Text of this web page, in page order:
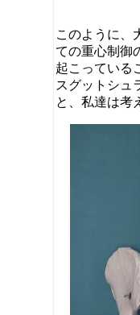
このように、
ての重心制御
起こっている
スグットシュ
と、私達は考